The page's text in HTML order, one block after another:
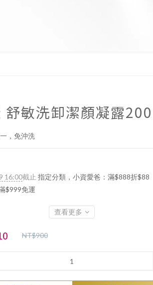
舒敏洗卸潔顏凝露
，免沖洗
16:00截止 指定分類，小資愛爸：滿$888折$88
$999免運
查看更多
NT$900